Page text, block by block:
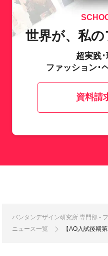
世界が、私の
超実践
ファッション･
資料請
バンタンデザイン研究所 専門部 -
ニュース一覧
【AO入試後期